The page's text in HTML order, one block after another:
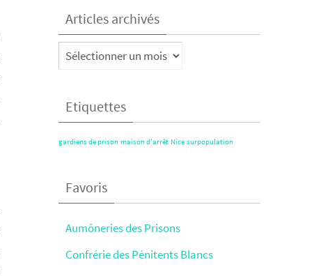
Articles archivés
Articles
archivés
Etiquettes
gardiens de prison maison d'arrêt Nice surpopulation
Favoris
Aumôneries des Prisons
Confrérie des Pénitents Blancs